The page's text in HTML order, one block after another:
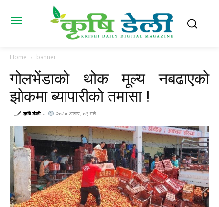
Home banner
गोलभेंडाको थोक मूल्य नबढाएको
झोकमा ब्यापारीको तमासा !
𓂃🖊 कृषि डेली - २०८० असार, ०३ गते